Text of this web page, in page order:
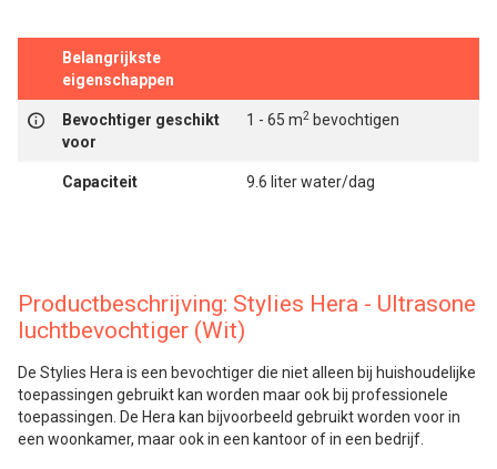
Belangrijkste
eigenschappen
Bevochtiger geschikt
voor
1 - 65 m2 bevochtigen
Capaciteit 9.6 liter water/dag
Productbeschrijving: Stylies Hera - Ultrasone
luchtbevochtiger (Wit)
De Stylies Hera is een bevochtiger die niet alleen bij huishoudelijke
toepassingen gebruikt kan worden maar ook bij professionele
toepassingen. De Hera kan bijvoorbeeld gebruikt worden voor in
een woonkamer, maar ook in een kantoor of in een bedrijf.